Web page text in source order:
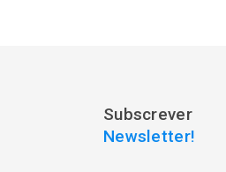
Subscrever
Newsletter!